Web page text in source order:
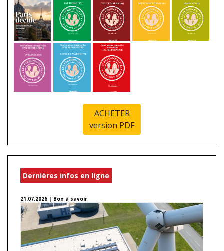
ACHETER
version PDF
Dernières infos en ligne
21.07.2026 | Bon à savoir